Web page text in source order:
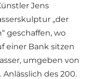
Jens
„der
geschaffen, wo
einer Bank sitzen
umgeben von
des 200.